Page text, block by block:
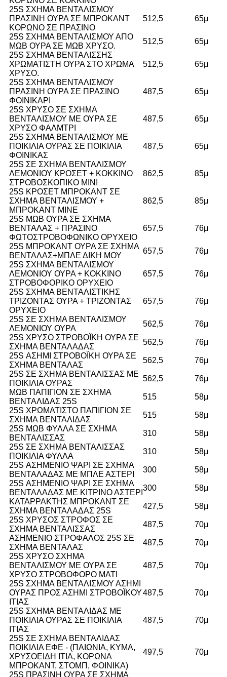
25S ΣΧΗΜΑ ΒΕΝΤΑΛΙΣΜΟΥ
ΠΡΑΣΙΝΗ ΟΥΡΑ ΣΕ ΜΠΡΟΚΑΝΤ
ΚΟΡΩΝΟ ΣΕ ΠΡΑΣΙΝΟ
512,5 65μ
25S ΣΧΗΜΑ ΒΕΝΤΑΛΙΣΜΟΥ ΑΠΟ
ΜΩΒ ΟΥΡΑ ΣΕ ΜΩΒ ΧΡΥΣΟ.
512,5
65μ
25S ΣΧΗΜΑ ΒΕΝΤΑΛΙΣΣΗΣ
ΧΡΩΜΑΤΙΣΤΗ ΟΥΡΑ ΣΤΟ ΧΡΩΜΑ
ΧΡΥΣΟ.
512,5 65μ
25S ΣΧΗΜΑ ΒΕΝΤΑΛΙΣΜΟΥ
ΠΡΑΣΙΝΗ ΟΥΡΑ ΣΕ ΠΡΑΣΙΝΟ
ΦΟΙΝΙΚΑΡΙ
487,5 65μ
25S ΧΡΥΣΟ ΣΕ ΣΧΗΜΑ
ΒΕΝΤΑΛΙΣΜΟΥ ΜΕ ΟΥΡΑ ΣΕ
ΧΡΥΣΟ ΦΑΛΜΤΡΙ
487,5 65μ
25S ΣΧΗΜΑ ΒΕΝΤΑΛΙΣΜΟΥ ΜΕ
ΠΟΙΚΙΛΙΑ ΟΥΡΑΣ ΣΕ ΠΟΙΚΙΛΙΑ
ΦΟΙΝΙΚΑΣ
487,5 65μ
25S ΣΕ ΣΧΗΜΑ ΒΕΝΤΑΛΙΣΜΟΥ
ΛΕΜΟΝΙΟΥ ΚΡΟΣΕΤ + ΚΟΚΚΙΝΟ
ΣΤΡΟΒΟΣΚΟΠΙΚΟ ΜΙΝΙ
862,5 85μ
25S ΚΡΟΣΕΤ ΜΠΡΟΚΑΝΤ ΣΕ
ΣΧΗΜΑ ΒΕΝΤΑΛΙΣΜΟΥ +
ΜΠΡΟΚΑΝΤ MINE
862,5 85μ
25S ΜΩΒ ΟΥΡΑ ΣΕ ΣΧΗΜΑ
ΒΕΝΤΑΛΑΣ + ΠΡΑΣΙΝΟ
ΦΩΤΟΣΤΡΟΒΟΦΩΝΙΚΟ ΟΡΥΧΕΙΟ
657,5 76μ
25S ΜΠΡΟΚΑΝΤ ΟΥΡΑ ΣΕ ΣΧΗΜΑ
ΒΕΝΤΑΛΑΣ+ΜΠΛΕ ΔΙΚΗ ΜΟΥ
657,5
76μ
25S ΣΧΗΜΑ ΒΕΝΤΑΛΙΣΜΟΥ
ΛΕΜΟΝΙΟΥ ΟΥΡΑ + ΚΟΚΚΙΝΟ
ΣΤΡΟΒΟΦΟΡΙΚΟ ΟΡΥΧΕΙΟ
657,5 76μ
25S ΣΧΗΜΑ ΒΕΝΤΑΛΙΣΤΙΚΗΣ
ΤΡΙΖΟΝΤΑΣ ΟΥΡΑ + ΤΡΙΖΟΝΤΑΣ
ΟΡΥΧΕΙΟ
657,5 76μ
25S ΣΕ ΣΧΗΜΑ ΒΕΝΤΑΛΙΣΜΟΥ
ΛΕΜΟΝΙΟΥ ΟΥΡΑ
562,5
76μ
25S ΧΡΥΣΟ ΣΤΡΟΒΟΪΚΗ ΟΥΡΑ ΣΕ
ΣΧΗΜΑ ΒΕΝΤΑΛΑΔΑΣ
562,5
76μ
25S ΑΣΗΜΙ ΣΤΡΟΒΟΪΚΗ ΟΥΡΑ ΣΕ
ΣΧΗΜΑ ΒΕΝΤΑΛΑΣ
562,5
76μ
25S ΣΕ ΣΧΗΜΑ ΒΕΝΤΑΛΙΣΣΑΣ ΜΕ
ΠΟΙΚΙΛΙΑ ΟΥΡΑΣ
562,5
76μ
ΜΩΒ ΠΑΠΙΓΙΟΝ ΣΕ ΣΧΗΜΑ
ΒΕΝΤΑΛΙΔΑΣ 25S
515
58μ
25S ΧΡΩΜΑΤΙΣΤΟ ΠΑΠΙΓΙΟΝ ΣΕ
ΣΧΗΜΑ ΒΕΝΤΑΛΙΔΑΣ
515
58μ
25S ΜΩΒ ΦΥΛΛΑ ΣΕ ΣΧΗΜΑ
ΒΕΝΤΑΛΙΣΣΑΣ
310
58μ
25S ΣΕ ΣΧΗΜΑ ΒΕΝΤΑΛΙΣΣΑΣ
ΠΟΙΚΙΛΙΑ ΦΥΛΛΑ
310
58μ
25S ΑΣΗΜΕΝΙΟ ΨΑΡΙ ΣΕ ΣΧΗΜΑ
ΒΕΝΤΑΛΑΔΑΣ ΜΕ ΜΠΛΕ ΑΣΤΕΡΙ
300
58μ
25S ΑΣΗΜΕΝΙΟ ΨΑΡΙ ΣΕ ΣΧΗΜΑ
ΒΕΝΤΑΛΑΔΑΣ ΜΕ ΚΙΤΡΙΝΟ ΑΣΤΕΡΙ
300
58μ
ΚΑΤΑΡΡΑΚΤΗΣ ΜΠΡΟΚΑΝΤ ΣΕ
ΣΧΗΜΑ ΒΕΝΤΑΛΑΔΑΣ 25S
427,5
58μ
25S ΧΡΥΣΟΣ ΣΤΡΟΦΟΣ ΣΕ
ΣΧΗΜΑ ΒΕΝΤΑΛΙΣΣΑΣ
487,5
70μ
ΑΣΗΜΕΝΙΟ ΣΤΡΟΦΑΛΟΣ 25S ΣΕ
ΣΧΗΜΑ ΒΕΝΤΑΛΑΣ
487,5
70μ
25S ΧΡΥΣΟ ΣΧΗΜΑ
ΒΕΝΤΑΛΙΣΜΟΥ ΜΕ ΟΥΡΑ ΣΕ
ΧΡΥΣΟ ΣΤΡΟΒΟΦΟΡΟ ΜΑΤΙ
487,5 70μ
25S ΣΧΗΜΑ ΒΕΝΤΑΛΙΣΜΟΥ ΑΣΗΜΙ
ΟΥΡΑΣ ΠΡΟΣ ΑΣΗΜΙ ΣΤΡΟΒΟΪΚΟΥ
ΙΤΙΑΣ
487,5 70μ
25S ΣΧΗΜΑ ΒΕΝΤΑΛΙΔΑΣ ΜΕ
ΠΟΙΚΙΛΙΑ ΟΥΡΑΣ ΣΕ ΠΟΙΚΙΛΙΑ
ΙΤΙΑΣ
487,5 70μ
25S ΣΕ ΣΧΗΜΑ ΒΕΝΤΑΛΙΔΑΣ
ΠΟΙΚΙΛΙΑ ΕΦΕ - (ΠΑΙΩΝΙΑ, ΚΥΜΑ,
ΧΡΥΣΟΕΙΔΗ ΙΤΙΑ, ΚΟΡΩΝΑ
ΜΠΡΟΚΑΝΤ, ΣΤΟΜΠ, ΦΟΙΝΙΚΑ)
497,5 70μ
25S ΠΡΑΣΙΝΗ ΟΥΡΑ ΣΕ ΣΧΗΜΑ